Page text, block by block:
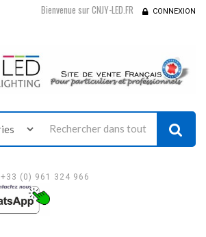
Bienvenue sur CNJY-LED.FR CONNEXION
+33 (0) 961 324 966